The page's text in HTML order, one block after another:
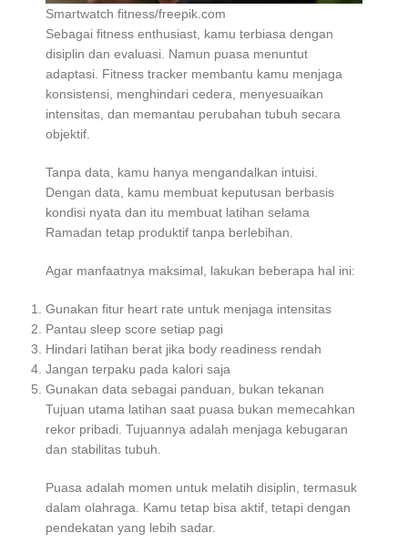
Smartwatch fitness/freepik.com
Sebagai fitness enthusiast, kamu terbiasa dengan
disiplin dan evaluasi. Namun puasa menuntut
adaptasi. Fitness tracker membantu kamu menjaga
konsistensi, menghindari cedera, menyesuaikan
intensitas, dan memantau perubahan tubuh secara
objektif.
Tanpa data, kamu hanya mengandalkan intuisi.
Dengan data, kamu membuat keputusan berbasis
kondisi nyata dan itu membuat latihan selama
Ramadan tetap produktif tanpa berlebihan.
Agar manfaatnya maksimal, lakukan beberapa hal ini:
Gunakan fitur heart rate untuk menjaga intensitas
Pantau sleep score setiap pagi
Hindari latihan berat jika body readiness rendah
Jangan terpaku pada kalori saja
Gunakan data sebagai panduan, bukan tekanan
Tujuan utama latihan saat puasa bukan memecahkan
rekor pribadi. Tujuannya adalah menjaga kebugaran
dan stabilitas tubuh.
Puasa adalah momen untuk melatih disiplin, termasuk
dalam olahraga. Kamu tetap bisa aktif, tetapi dengan
pendekatan yang lebih sadar.